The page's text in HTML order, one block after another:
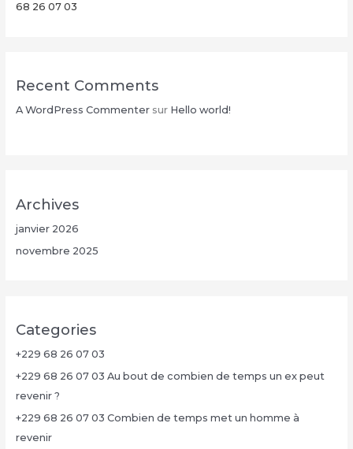
68 26 07 03
Recent Comments
A WordPress Commentersur Hello world!
Archives
janvier 2026
novembre 2025
Categories
+229 68 26 07 03
+229 68 26 07 03 Au bout de combien de temps un ex peut
revenir ?
+229 68 26 07 03 Combien de temps met un homme à
revenir